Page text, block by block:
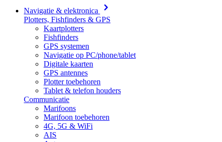
Navigatie & elektronica
Plotters, Fishfinders & GPS
Kaartplotters
Fishfinders
GPS systemen
Navigatie op PC/phone/tablet
Digitale kaarten
GPS antennes
Plotter toebehoren
Tablet & telefon houders
Communicatie
Marifoons
Marifoon toebehoren
4G, 5G & WiFi
AIS